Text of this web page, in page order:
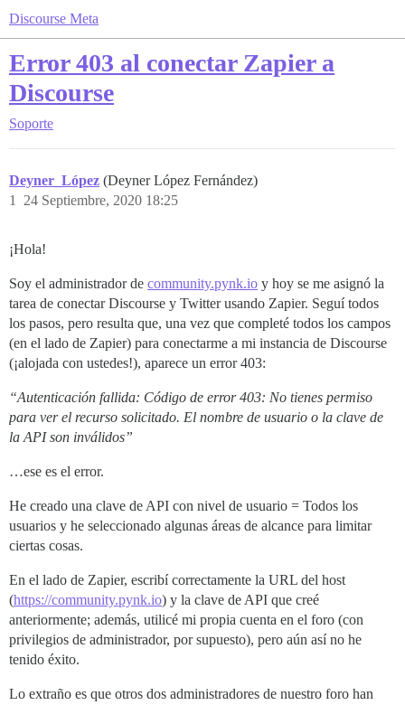
Discourse Meta
Error 403 al conectar Zapier a
Discourse
Soporte
Deyner_López (Deyner López Fernández)
24 Septiembre, 2020 18:25
1
¡Hola!
Soy el administrador de community.pynk.io y hoy se me asignó la
tarea de conectar Discourse y Twitter usando Zapier. Seguí todos
los pasos, pero resulta que, una vez que completé todos los campos
(en el lado de Zapier) para conectarme a mi instancia de Discourse
(¡alojada con ustedes!), aparece un error 403:
“Autenticación fallida: Código de error 403: No tienes permiso
para ver el recurso solicitado. El nombre de usuario o la clave de
la API son inválidos”
…ese es el error.
He creado una clave de API con nivel de usuario = Todos los
usuarios y he seleccionado algunas áreas de alcance para limitar
ciertas cosas.
En el lado de Zapier, escribí correctamente la URL del host
(https://community.pynk.io) y la clave de API que creé
anteriormente; además, utilicé mi propia cuenta en el foro (con
privilegios de administrador, por supuesto), pero aún así no he
tenido éxito.
Lo extraño es que otros dos administradores de nuestro foro han